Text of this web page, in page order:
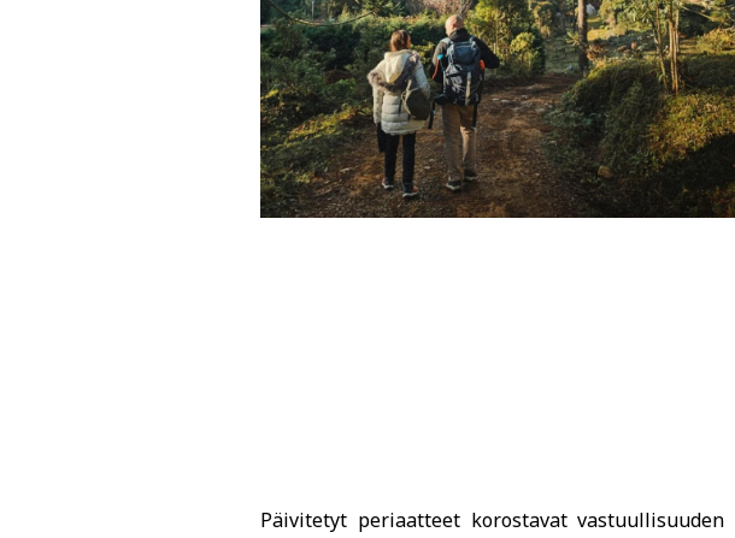
Päivitetyt periaatteet korostavat